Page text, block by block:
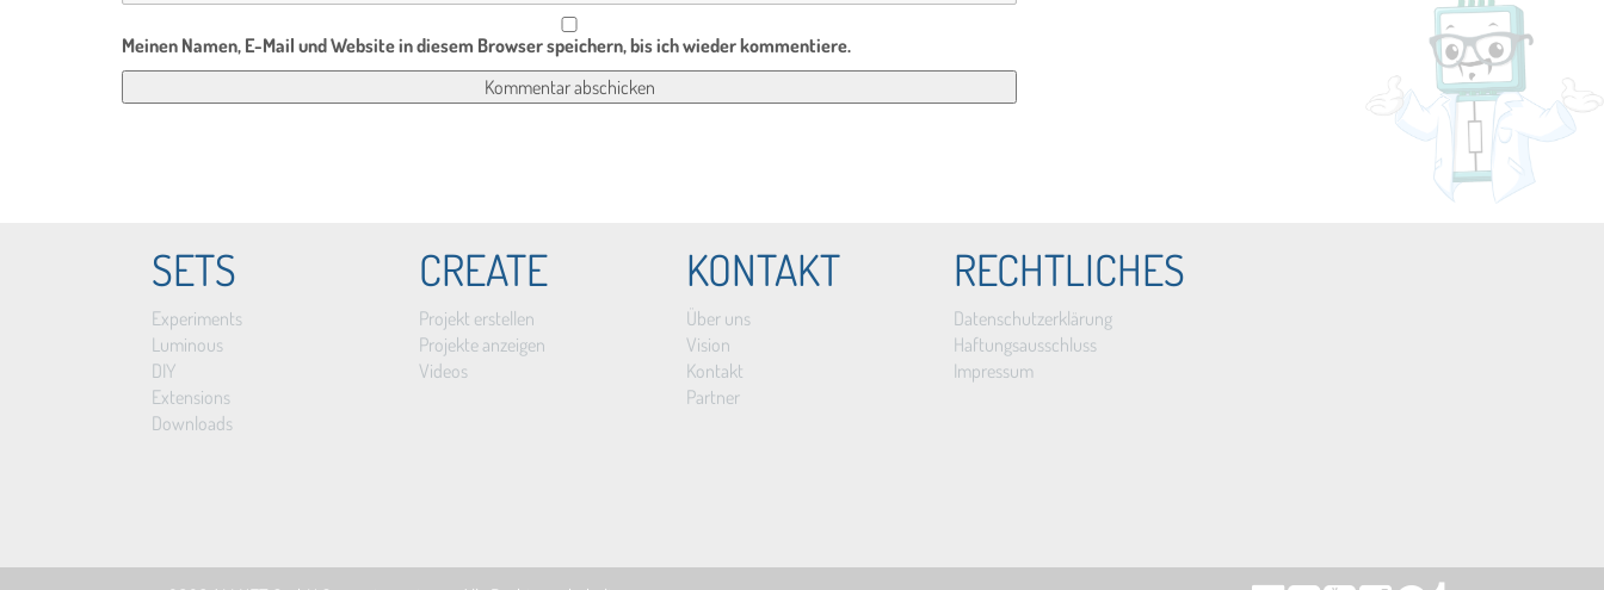
Meinen Namen, E-Mail und Website in diesem Browser speichern, bis ich wieder kommentiere.
SETS
Experiments
Luminous
DIY
Extensions
Downloads
CREATE
Projekt erstellen
Projekte anzeigen
Videos
KONTAKT
Über uns
Vision
Kontakt
Partner
RECHTLICHES
Datenschutzerklärung
Haftungsausschluss
Impressum